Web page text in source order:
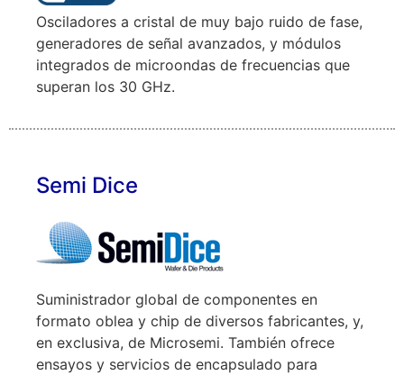
Osciladores a cristal de muy bajo ruido de fase,
generadores de señal avanzados, y módulos
integrados de microondas de frecuencias que
superan los 30 GHz.
Semi Dice
Suministrador global de componentes en
formato oblea y chip de diversos fabricantes, y,
en exclusiva, de Microsemi. También ofrece
ensayos y servicios de encapsulado para